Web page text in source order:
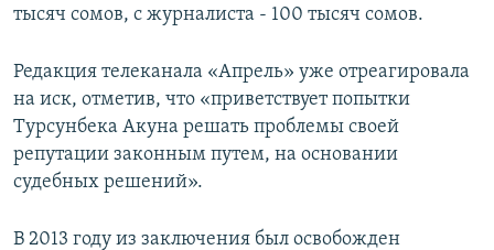
тысяч сомов, с журналиста - 100 тысяч сомов.
Редакция телеканала «Апрель» уже отреагировала
на иск, отметив, что «приветствует попытки
Турсунбека Акуна решать проблемы своей
репутации законным путем, на основании
судебных решений».
В 2013 году из заключения был освобожден